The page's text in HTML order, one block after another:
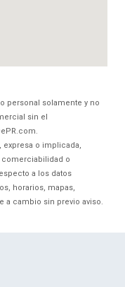
personal solamente y no
sin el
expresa o implicada,
o
a los datos
horarios, mapas,
a cambio sin previo aviso.